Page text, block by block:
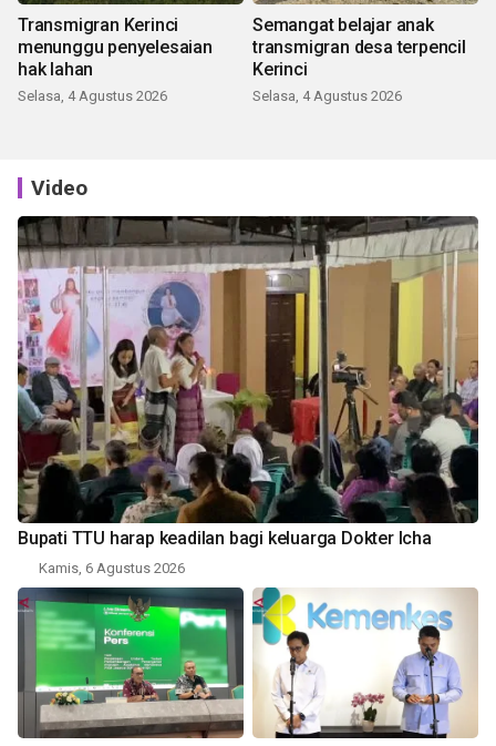
Transmigran Kerinci
menunggu penyelesaian
hak lahan
Selasa, 4 Agustus 2026
Semangat belajar anak
transmigran desa terpencil
Kerinci
Selasa, 4 Agustus 2026
Video
Bupati TTU harap keadilan bagi keluarga Dokter Icha
Kamis, 6 Agustus 2026